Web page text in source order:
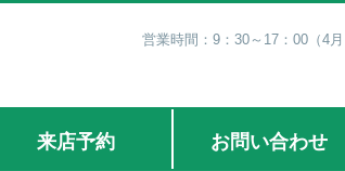
営業時間：9：30～17：00（4
来店予約 お問い合わせ